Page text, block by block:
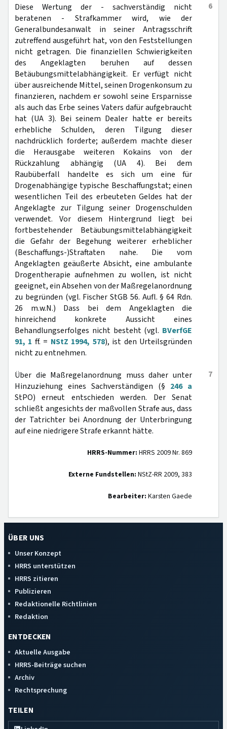
6
Diese Wertung der - sachverständig nicht
beratenen - Strafkammer wird, wie der
Generalbundesanwalt in seiner Antragsschrift
zutreffend ausgeführt hat, von den Feststellungen
nicht getragen. Die finanziellen Schwierigkeiten
des Angeklagten beruhen auf dessen
Betäubungsmittelabhängigkeit. Er verfügt nicht
über ausreichende Mittel, seinen Drogenkonsum zu
finanzieren, nachdem er sowohl seine Ersparnisse
als auch das Erbe seines Vaters dafür aufgebraucht
hat (UA 3). Bei seinem Dealer hatte er bereits
erhebliche Schulden, deren Tilgung dieser
nachdrücklich forderte; außerdem machte dieser
die Herausgabe weiteren Kokains von der
Rückzahlung abhängig (UA 4). Bei dem
Raubüberfall handelte es sich um eine für
Drogenabhängige typische Beschaffungstat; einen
wesentlichen Teil des erbeuteten Geldes hat der
Angeklagte zur Tilgung seiner Drogenschulden
verwendet. Vor diesem Hintergrund liegt bei
fortbestehender Betäubungsmittelabhängigkeit
die Gefahr der Begehung weiterer erheblicher
(Beschaffungs-)Straftaten nahe. Die vom
Angeklagten geäußerte Absicht, eine ambulante
Drogentherapie aufnehmen zu wollen, ist nicht
geeignet, ein Absehen von der Maßregelanordnung
zu begründen (vgl. Fischer StGB 56. Aufl. § 64 Rdn.
26 m.w.N.) Dass bei dem Angeklagten die
hinreichend konkrete Aussicht eines
Behandlungserfolges nicht besteht (vgl. BVerfGE
91, 1 ff. = NStZ 1994, 578), ist den Urteilsgründen
nicht zu entnehmen.
7
Über die Maßregelanordnung muss daher unter
Hinzuziehung eines Sachverständigen (§ 246 a
StPO) erneut entschieden werden. Der Senat
schließt angesichts der maßvollen Strafe aus, dass
der Tatrichter bei Anordnung der Unterbringung
auf eine niedrigere Strafe erkannt hätte.
HRRS-Nummer: HRRS 2009 Nr. 869
Externe Fundstellen: NStZ-RR 2009, 383
Bearbeiter: Karsten Gaede
ÜBER UNS
Unser Konzept
HRRS unterstützen
HRRS zitieren
Publizieren
Redaktionelle Richtlinien
Redaktion
ENTDECKEN
Aktuelle Ausgabe
HRRS-Beiträge suchen
Archiv
Rechtsprechung
TEILEN